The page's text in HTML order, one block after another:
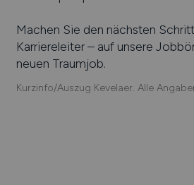
Machen Sie den nächsten
Karriereleiter – auf unsere
neuen Traumjob.
Kurzinfo/Auszug Kevelaer. Alle